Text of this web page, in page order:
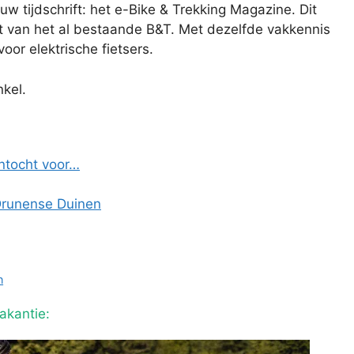
tijdschrift: het e-Bike & Trekking Magazine. Dit
het al bestaande B&T. Met dezelfde vakkennis
elektrische fietsers.
voor…
Duinen